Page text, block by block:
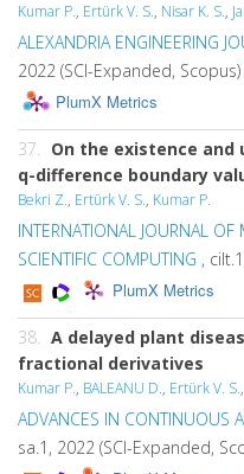
Kumar P., Ertürk V. S., Nisar K. S.,
ALEXANDRIA ENGINEERING
2022 (SCI-Expanded, Scopus)
PlumX Metrics
37. On the existence and
q-difference boundary
Bekri Z., Ertürk V. S., Kumar P.
INTERNATIONAL JOURNAL
SCIENTIFIC COMPUTING ,
PlumX Metrics
38. A delayed plant
fractional derivatives
Kumar P., BALEANU D., Ertürk V. S.,
ADVANCES IN CONTINUOUS
sa.1, 2022 (SCI-Expanded,